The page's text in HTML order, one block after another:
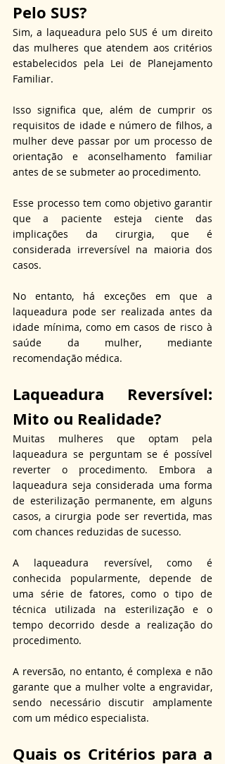
Pelo SUS?
Sim, a laqueadura pelo SUS é um direito
das mulheres que atendem aos critérios
estabelecidos pela Lei de Planejamento
Familiar.
Isso significa que, além de cumprir os
requisitos de idade e número de filhos, a
mulher deve passar por um processo de
orientação e aconselhamento familiar
antes de se submeter ao procedimento.
Esse processo tem como objetivo garantir
que a paciente esteja ciente das
implicações da cirurgia, que é
considerada irreversível na maioria dos
casos.
No entanto, há exceções em que a
laqueadura pode ser realizada antes da
idade mínima, como em casos de risco à
saúde da mulher, mediante
recomendação médica.
Laqueadura Reversível:
Mito ou Realidade?
Muitas mulheres que optam pela
laqueadura se perguntam se é possível
reverter o procedimento. Embora a
laqueadura seja considerada uma forma
de esterilização permanente, em alguns
casos, a cirurgia pode ser revertida, mas
com chances reduzidas de sucesso.
A laqueadura reversível, como é
conhecida popularmente, depende de
uma série de fatores, como o tipo de
técnica utilizada na esterilização e o
tempo decorrido desde a realização do
procedimento.
A reversão, no entanto, é complexa e não
garante que a mulher volte a engravidar,
sendo necessário discutir amplamente
com um médico especialista.
Quais os Critérios para a